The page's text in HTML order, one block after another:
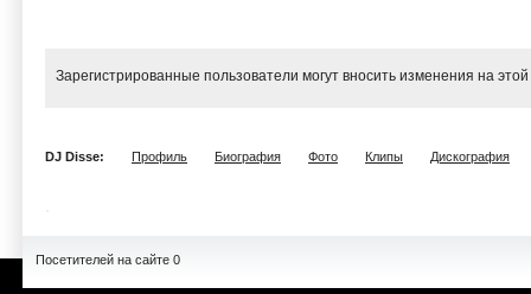
Зарегистрированные пользователи могут вносить изменения на
DJ Disse: Профиль Биография Фото Клипы Дискография
Посетителей на сайте 0